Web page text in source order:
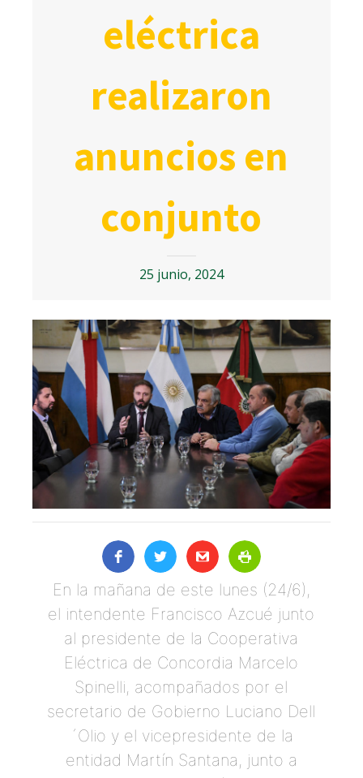
eléctrica
realizaron
anuncios en
conjunto
25 junio, 2024
En la mañana de este lunes (24/6),
el intendente Francisco Azcué junto
al presidente de la Cooperativa
Eléctrica de Concordia Marcelo
Spinelli, acompañados por el
secretario de Gobierno Luciano Dell
´Olio y el vicepresidente de la
entidad Martín Santana, junto a